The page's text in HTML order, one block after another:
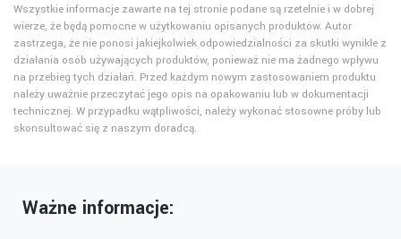
Wszystkie informacje zawarte na tej stronie podane są rzetelnie i w dobrej
wierze, że będą pomocne w użytkowaniu opisanych produktów. Autor
zastrzega, że nie ponosi jakiejkolwiek odpowiedzialności za skutki wynikłe z
działania osób używających produktów, ponieważ nie ma żadnego wpływu
na przebieg tych działań. Przed każdym nowym zastosowaniem produktu
należy uważnie przeczytać jego opis na opakowaniu lub w dokumentacji
technicznej. W przypadku wątpliwości, należy wykonać stosowne próby lub
skonsultować się z naszym doradcą.
Ważne informacje: